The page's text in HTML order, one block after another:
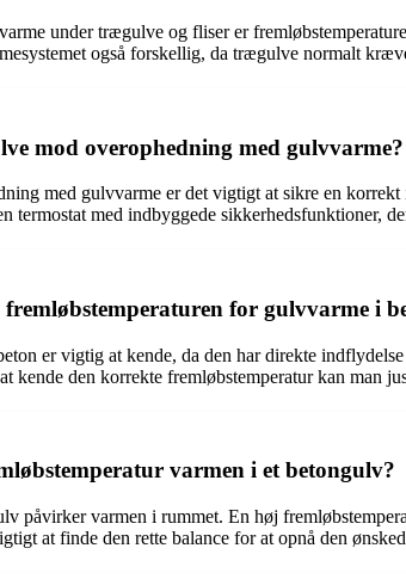
under trægulve og fliser er
også forskellig, da trægulve normalt
mod overophedning med gulvvarme?
med gulvvarme er det vigtigt at sikre en
termostat med indbyggede sikkerhedsfunktioner,
for gulvvarme i
er vigtig at kende, da den har direkte
kende den korrekte fremløbstemperatur kan man
varmen i et betongulv?
påvirker varmen i rummet. En høj
at finde den rette balance for at opnå den